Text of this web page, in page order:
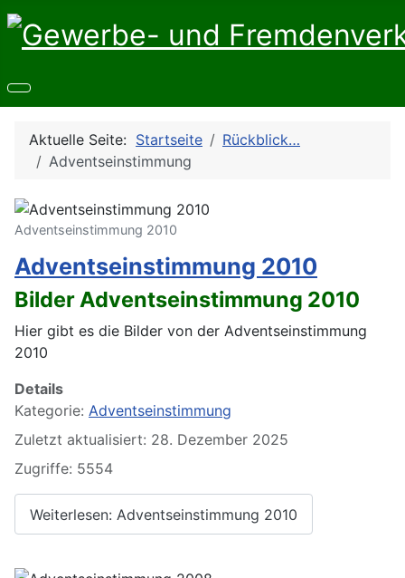
Aktuelle Seite: Startseite
Rückblick…
Adventseinstimmung
Adventseinstimmung 2010
Adventseinstimmung 2010
Bilder Adventseinstimmung 2010
Hier gibt es die Bilder von der Adventseinstimmung
2010
Details
Kategorie: Adventseinstimmung
Zuletzt aktualisiert: 28. Dezember 2025
Zugriffe: 5554
Weiterlesen: Adventseinstimmung 2010